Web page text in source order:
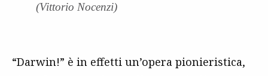
(Vittorio Nocenzi)
“Darwin!” è in effetti un’opera pionieristica,